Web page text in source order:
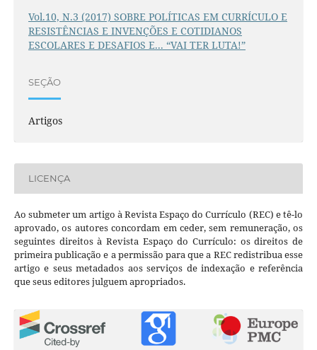
Vol.10, N.3 (2017) SOBRE POLÍTICAS EM CURRÍCULO E
RESISTÊNCIAS E INVENÇÕES E COTIDIANOS
ESCOLARES E DESAFIOS E... “VAI TER LUTA!”
SEÇÃO
Artigos
LICENÇA
Ao submeter um artigo à Revista Espaço do Currículo (REC) e tê-lo
aprovado, os autores concordam em ceder, sem remuneração, os
seguintes direitos à Revista Espaço do Currículo: os direitos de
primeira publicação e a permissão para que a REC redistribua esse
artigo e seus metadados aos serviços de indexação e referência
que seus editores julguem apropriados.